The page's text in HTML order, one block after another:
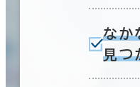
なか
見つ